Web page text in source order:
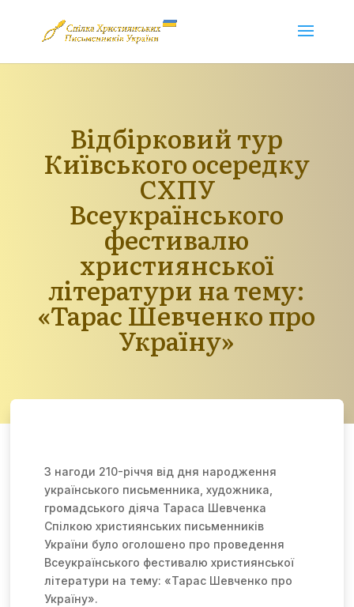
Відбірковий тур
Київського осередку
СХПУ
Всеукраїнського
фестивалю
християнської
літератури на тему:
«Тарас Шевченко про
Україну»
З нагоди 210-річчя від дня народження
українського письменника, художника,
громадського діяча Тараса Шевченка
Спілкою християнських письменників
України було оголошено про проведення
Всеукраїнського фестивалю християнської
літератури на тему: «Тарас Шевченко про
Україну».